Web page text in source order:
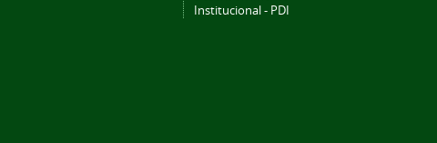
Institucional - PDI